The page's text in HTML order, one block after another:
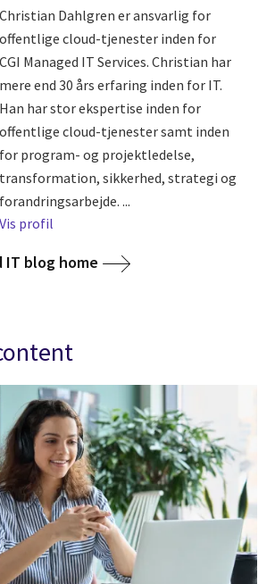
Christian Dahlgren er ansvarlig for
offentlige cloud-tjenester inden for
CGI Managed IT Services. Christian har
mere end 30 års erfaring inden for IT.
Han har stor ekspertise inden for
offentlige cloud-tjenester samt inden
for program- og projektledelse,
transformation, sikkerhed, strategi og
forandringsarbejde. ...
Vis profil
IT blog home